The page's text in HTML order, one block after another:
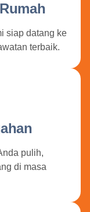
siap datang ke
terbaik.
pulih,
di masa